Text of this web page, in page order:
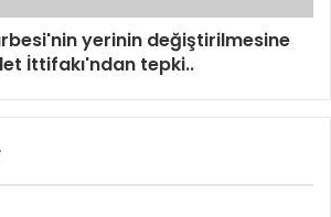
yerinin değiştirilmesine
İttifakı'ndan tepki..